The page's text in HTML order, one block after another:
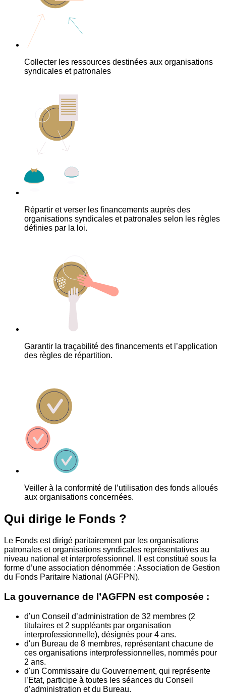
Collecter les ressources destinées aux organisations
syndicales et patronales
Répartir et verser les financements auprès des
organisations syndicales et patronales selon les règles
définies par la loi.
Garantir la traçabilité des financements et l’application
des règles de répartition.
Veiller à la conformité de l’utilisation des fonds alloués
aux organisations concernées.
Qui dirige le Fonds ?
Le Fonds est dirigé paritairement par les organisations
patronales et organisations syndicales représentatives au
niveau national et interprofessionnel. Il est constitué sous la
forme d’une association dénommée : Association de Gestion
du Fonds Paritaire National (AGFPN).
La gouvernance de l’AGFPN est composée :
d’un Conseil d’administration de 32 membres (2
titulaires et 2 suppléants par organisation
interprofessionnelle), désignés pour 4 ans.
d'un Bureau de 8 membres, représentant chacune de
ces organisations interprofessionnelles, nommés pour
2 ans.
d'un Commissaire du Gouvernement, qui représente
l’Etat, participe à toutes les séances du Conseil
d’administration et du Bureau.